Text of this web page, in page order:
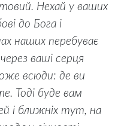
Нехай у ваших
до Бога і
наших перебуває
ваші серця
всюди: де ви
Тоді буде вам
і ближніх тут, на